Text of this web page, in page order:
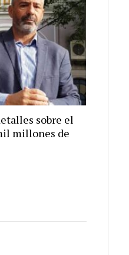
sobre el
millones de